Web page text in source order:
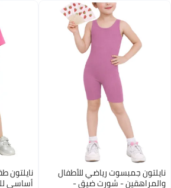
نايلتون جمبسوت رياضي للأطفال
والمراهقين - شورت ضيق -
نايلتون
أساسي